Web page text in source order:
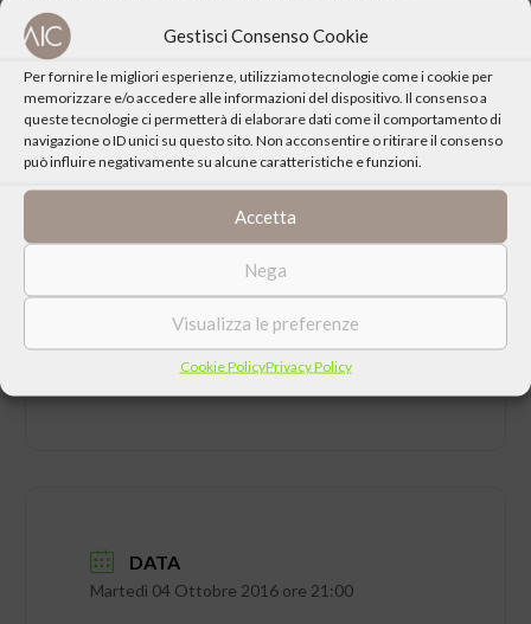
Gestisci Consenso Cookie
Per fornire le migliori esperienze, utilizziamo tecnologie come i cookie per
memorizzare e/o accedere alle informazioni del dispositivo. Il consenso a
queste tecnologie ci permetterà di elaborare dati come il comportamento di
navigazione o ID unici su questo sito. Non acconsentire o ritirare il consenso
può influire negativamente su alcune caratteristiche e funzioni.
Accetta
Nega
Visualizza le preferenze
Cookie PolicyPrivacy Policy
referendum”.
Interviene
Roberto Respinti, avvocato
DATA
Martedì 04 Ottobre 2016 ore 21:00